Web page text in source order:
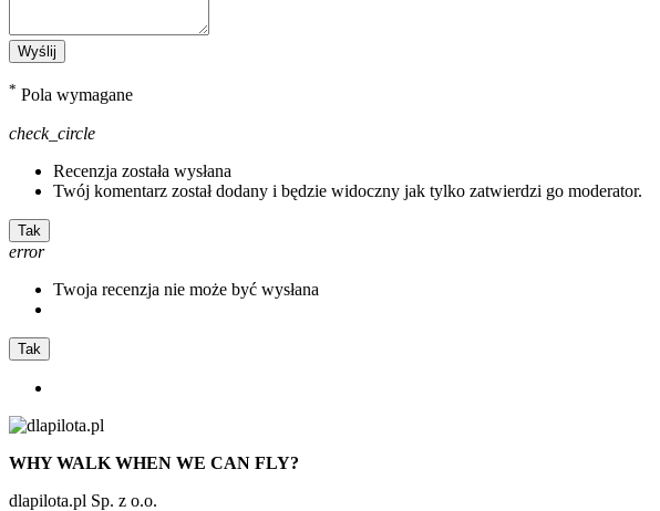
Wyślij
* Pola wymagane
check_circle
Recenzja została wysłana
Twój komentarz został dodany i będzie widoczny jak tylko zatwierdzi go moderator.
Tak
error
Twoja recenzja nie może być wysłana
Tak
WHY WALK WHEN WE CAN FLY?
dlapilota.pl Sp. z o.o.